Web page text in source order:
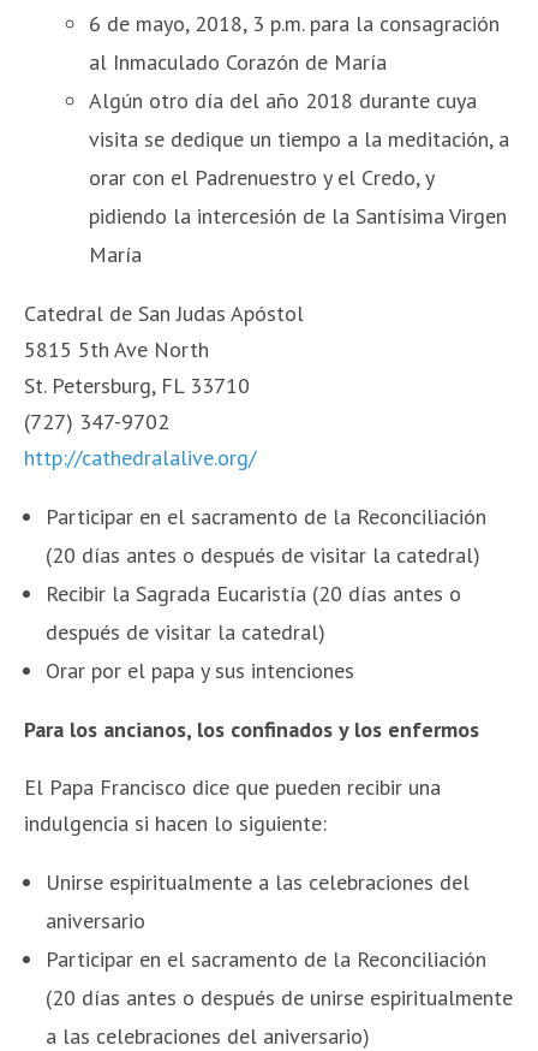
6 de mayo, 2018, 3 p.m. para la consagración
al Inmaculado Corazón de María
Algún otro día del año 2018 durante cuya
visita se dedique un tiempo a la meditación, a
orar con el Padrenuestro y el Credo, y
pidiendo la intercesión de la Santísima Virgen
María
Catedral de San Judas Apóstol
5815 5th Ave North
St. Petersburg, FL 33710
(727) 347-9702
http://cathedralalive.org/
Participar en el sacramento de la Reconciliación
(20 días antes o después de visitar la catedral)
Recibir la Sagrada Eucaristía (20 días antes o
después de visitar la catedral)
Orar por el papa y sus intenciones
Para los ancianos, los confinados y los enfermos
El Papa Francisco dice que pueden recibir una
indulgencia si hacen lo siguiente:
Unirse espiritualmente a las celebraciones del
aniversario
Participar en el sacramento de la Reconciliación
(20 días antes o después de unirse espiritualmente
a las celebraciones del aniversario)